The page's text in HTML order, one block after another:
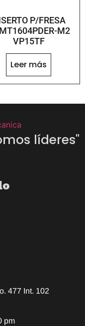
P/FRESA
M2
VP15TF
Leer más
líderes"
477 Int. 102
pm